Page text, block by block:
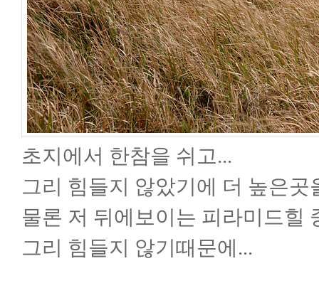
초지에서 한참을 쉬고...
그리 힘들지 않았기에 더 높은곳
물론 저 뒤에보이는 피라미드힐
그리 힘들지 않기때문에...